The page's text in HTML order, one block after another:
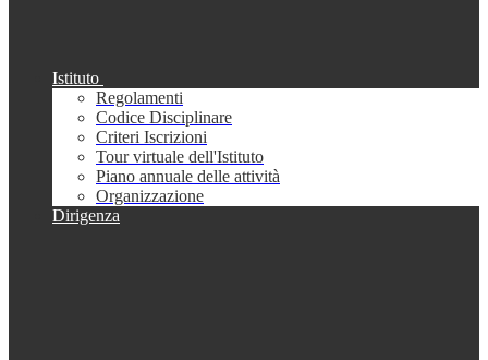
Istituto
Regolamenti
Codice Disciplinare
Criteri Iscrizioni
Tour virtuale dell'Istituto
Piano annuale delle attività
Organizzazione
Dirigenza